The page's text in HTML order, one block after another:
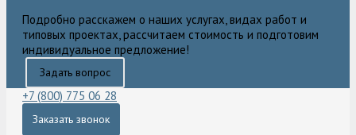
Подробно расскажем о наших услугах, видах работ и
типовых проектах, рассчитаем стоимость и подготовим
индивидуальное предложение!
Задать вопрос
+7 (800) 775 06 28
Заказать звонок